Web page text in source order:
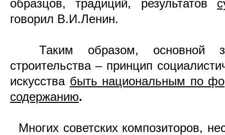
образцов, традиций, результатов
говорил В.И.Ленин.
Таким образом, основной
строительства – принцип
искусства быть национальным по
содержанию.
Многих советских композиторов,